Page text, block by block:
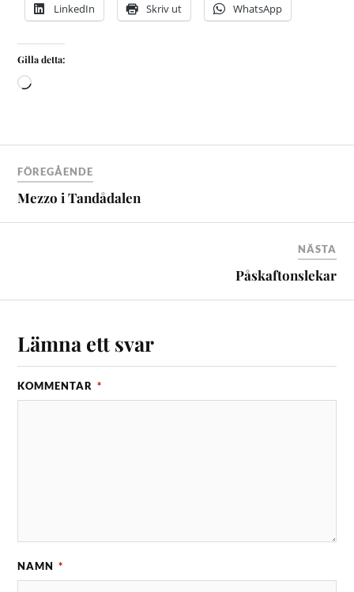
LinkedIn Skriv ut WhatsApp
Gilla detta:
FÖREGÅENDE
Mezzo i Tandådalen
NÄSTA
Påskaftonslekar
Lämna ett svar
KOMMENTAR *
NAMN *